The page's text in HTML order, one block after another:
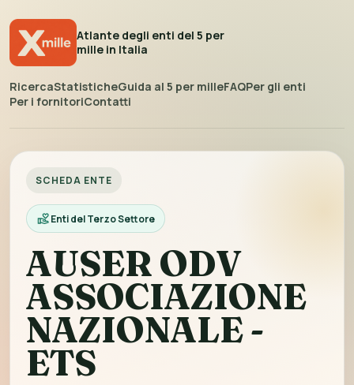
Atlante degli enti del 5 per
mille in Italia
RicercaStatisticheGuida al 5 per milleFAQPer gli enti
Per i fornitoriContatti
SCHEDA ENTE
Enti del Terzo Settore
AUSER ODV
ASSOCIAZIONE
NAZIONALE -
ETS